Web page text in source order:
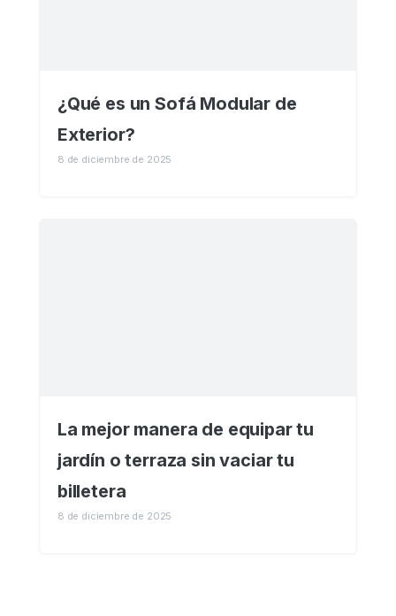
¿Qué es un Sofá Modular de
Exterior?
8 de diciembre de 2025
La mejor manera de equipar tu
jardín o terraza sin vaciar tu
billetera
8 de diciembre de 2025